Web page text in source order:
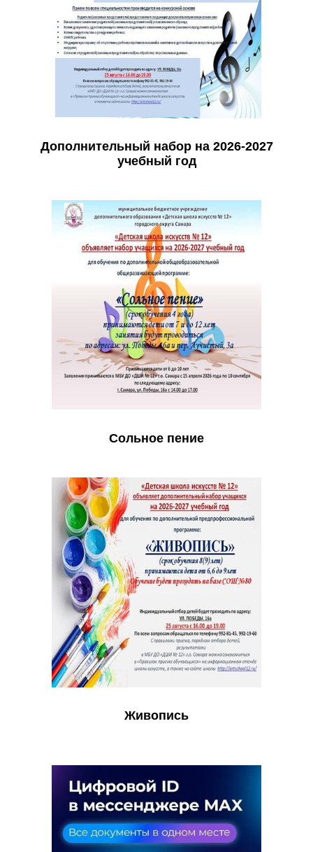
Дополнительный набор на 2026-2027
учебный год
Сольное пение
Живопись